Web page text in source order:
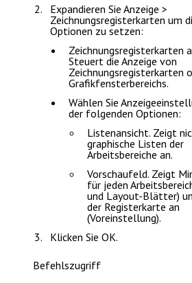
Expandieren SieAnzeige >
Zeichnungsregisterkarten um
Optionen zu setzen:
Zeichnungsregisterkarten
Steuert die Anzeige von
Zeichnungsregisterkarten
Grafikfensterbereichs.
Wählen Sie
der folgenden Optionen:
Listenansicht. Zeigt
graphische Listen der
Arbeitsbereiche an.
Vorschaufeld. Zeigt
für jeden
und Layout-Blätter)
der Registerkarte an
(Voreinstellung).
Klicken SieOK.
Befehlszugriff